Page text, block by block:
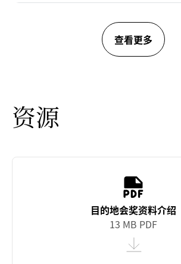
查看更多
资源
目的地会奖资料介绍
13 MB PDF